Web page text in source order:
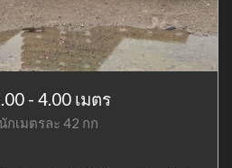
- 4.00 เมตร
กเมตรละ 42 กก